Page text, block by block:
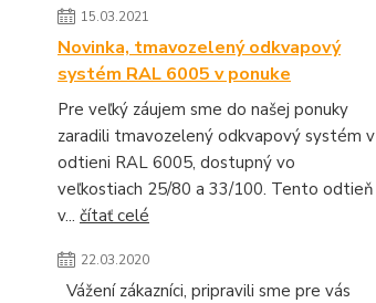
15.03.2021
Novinka, tmavozelený odkvapový
systém RAL 6005 v ponuke
Pre veľký záujem sme do našej ponuky
zaradili tmavozelený odkvapový systém v
odtieni RAL 6005, dostupný vo
veľkostiach 25/80 a 33/100. Tento odtieň
v... čítať celé
22.03.2020
Vážení zákazníci, pripravili sme pre vás